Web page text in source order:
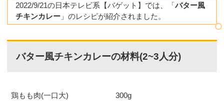
2022/9/21の日本テレビ系【バゲット】では、「バター風
チキンカレー 」のレシピが紹介されました。
バター風チキンカレーの材料(2~3人分)
鶏もも肉(一口大) 300g